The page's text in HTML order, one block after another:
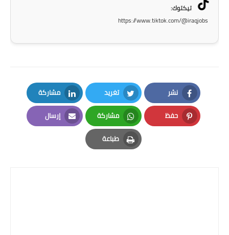
المرحلة الاعدادية
دروس
المرحلة الابتدائية
تيكتوك:
https://www.tiktok.com/@iraqjobs
نشر
Facebook
تغريد
Twitter
مشاركة
LinkedIn
حفظ
Pinterest
مشاركة
Whatsapp
إرسال
Email
طباعة
Print